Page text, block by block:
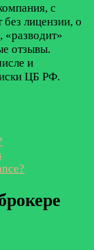
с
лицензии, о
«разводит»
отзывы.
и
ЦБ РФ.